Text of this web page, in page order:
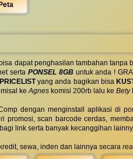
dapat penghasilan tambahan tanpa
serta PONSEL 8GBuntuk anda !
yang anda bagikan bisa
misal keAgnes komisi 200rb lalu ke Bety
dengan menginstall aplikasi di
promosi, scan barcode cerdas,
link serta banyak kecanggihan
sewa, inden dan lainnya secara